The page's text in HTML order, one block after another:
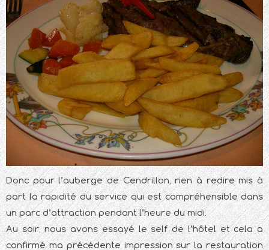
Donc pour l’auberge de Cendrillon, rien à redire mis à
part la rapidité du service qui est compréhensible dans
un parc d’attraction pendant l’heure du midi.
Au soir, nous avons essayé le self de l’hôtel et cela a
confirmé ma précédente impression sur la restauration